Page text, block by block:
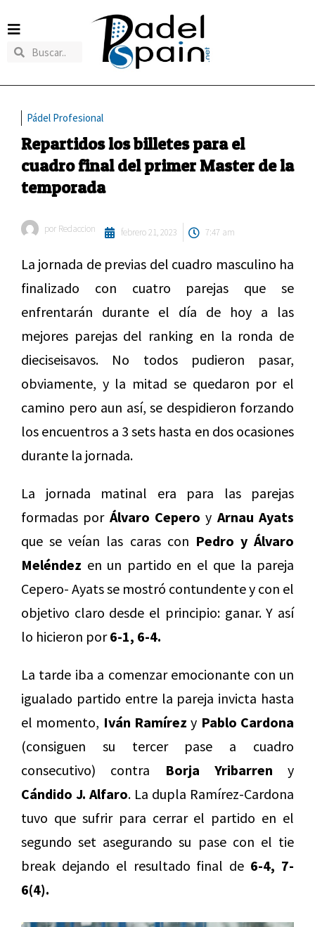
Pádel Profesional
Repartidos los billetes para el
cuadro final del primer Master de la
temporada
por Redaccion febrero 21, 2023 7:47 am
La jornada de previas del cuadro masculino ha
finalizado con cuatro parejas que se
enfrentarán durante el día de hoy a las
mejores parejas del ranking en la ronda de
dieciseisavos. No todos pudieron pasar,
obviamente, y la mitad se quedaron por el
camino pero aun así, se despidieron forzando
los encuentros a 3 sets hasta en dos ocasiones
durante la jornada.
La jornada matinal era para las parejas
formadas por Álvaro Cepero y Arnau Ayats
que se veían las caras con Pedro y Álvaro
Meléndez en un partido en el que la pareja
Cepero- Ayats se mostró contundente y con el
objetivo claro desde el principio: ganar. Y así
lo hicieron por6-1, 6-4.
La tarde iba a comenzar emocionante con un
igualado partido entre la pareja invicta hasta
el momento, Iván Ramírez y Pablo Cardona
(consiguen su tercer pase a cuadro
consecutivo) contra Borja Yribarren y
Cándido J. Alfaro. La dupla Ramírez-Cardona
tuvo que sufrir para cerrar el partido en el
segundo set asegurando su pase con el tie
break dejando el resultado final de 6-4, 7-
6(4).